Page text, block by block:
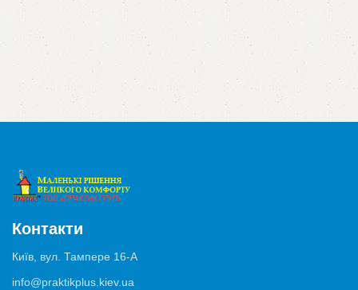
Контакти
Київ, вул. Тампере 16-А
info@praktikplus.kiev.ua